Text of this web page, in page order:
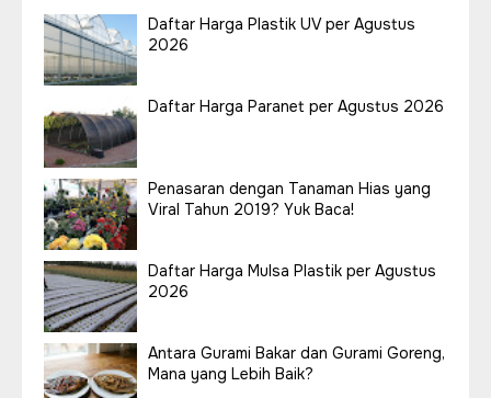
Daftar Harga Plastik UV per Agustus
2026
Daftar Harga Paranet per Agustus 2026
Penasaran dengan Tanaman Hias yang
Viral Tahun 2019? Yuk Baca!
Daftar Harga Mulsa Plastik per Agustus
2026
Antara Gurami Bakar dan Gurami Goreng,
Mana yang Lebih Baik?